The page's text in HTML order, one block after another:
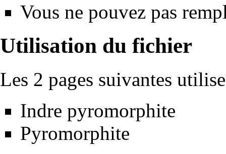
Vous ne pouvez pas
Utilisation du fichier
Les 2 pages suivantes
Indre pyromorphite
Pyromorphite